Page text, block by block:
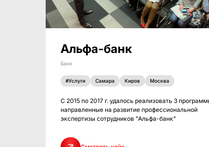
Альфа-банк
Банк
#Услуги Самара Киров Москва
С 2015 по 2017 г. удалось реализовать 3
направленные на развитие профессиональной
экспертизы сотрудников "Альфа-банк"